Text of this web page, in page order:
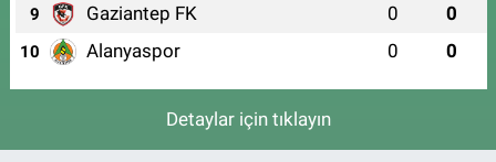
9 Gaziantep FK 0 0
10 Alanyaspor 0 0
Detaylar için tıklayın